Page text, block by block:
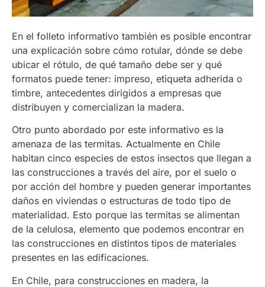
En el folleto informativo también es posible encontrar
una explicación sobre cómo rotular, dónde se debe
ubicar el rótulo, de qué tamaño debe ser y qué
formatos puede tener: impreso, etiqueta adherida o
timbre, antecedentes dirigidos a empresas que
distribuyen y comercializan la madera.
Otro punto abordado por este informativo es la
amenaza de las termitas. Actualmente en Chile
habitan cinco especies de estos insectos que llegan a
las construcciones a través del aire, por el suelo o
por acción del hombre y pueden generar importantes
daños en viviendas o estructuras de todo tipo de
materialidad. Esto porque las termitas se alimentan
de la celulosa, elemento que podemos encontrar en
las construcciones en distintos tipos de materiales
presentes en las edificaciones.
En Chile, para construcciones en madera, la